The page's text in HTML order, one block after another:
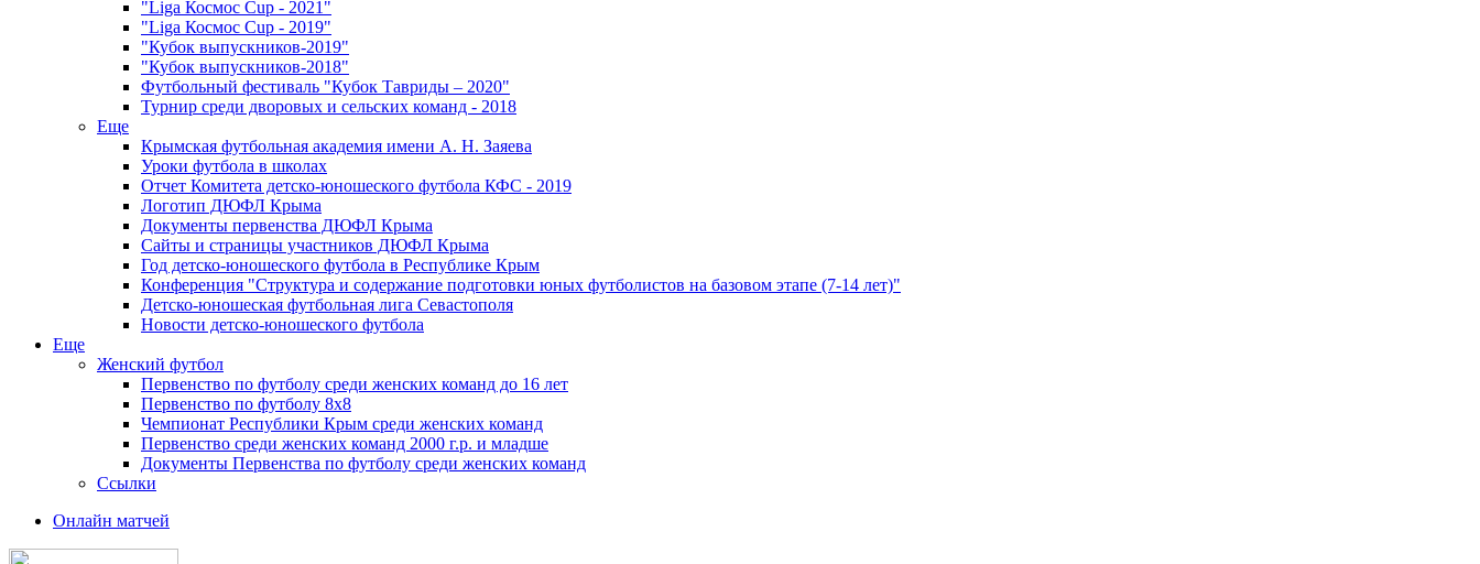
"Liga Космос Cup - 2021"
"Liga Космос Cup - 2019"
"Кубок выпускников-2019"
"Кубок выпускников-2018"
Футбольный фестиваль "Кубок Тавриды – 2020"
Турнир среди дворовых и сельских команд - 2018
Еще
Крымская футбольная академия имени А. Н. Заяева
Уроки футбола в школах
Отчет Комитета детско-юношеского футбола КФС - 2019
Логотип ДЮФЛ Крыма
Документы первенства ДЮФЛ Крыма
Сайты и страницы участников ДЮФЛ Крыма
Год детско-юношеского футбола в Республике Крым
Конференция "Структура и содержание подготовки юных футболистов на базовом этапе (7-14 лет)"
Детско-юношеская футбольная лига Севастополя
Новости детско-юношеского футбола
Еще
Женский футбол
Первенство по футболу среди женских команд до 16 лет
Первенство по футболу 8х8
Чемпионат Республики Крым среди женских команд
Первенство среди женских команд 2000 г.р. и младше
Документы Первенства по футболу среди женских команд
Ссылки
Онлайн матчей